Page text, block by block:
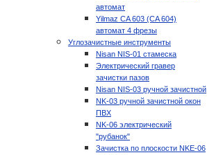
автомат
Yilmaz CA 603 (CA 604)
автомат 4 фрезы
Углозачистные инструменты
Nisan NIS-01 стамеска
Электрический гравер
зачистки пазов
Nisan NIS-03 ручной зачистной
NK-03 ручной зачистной окон
ПВХ
NK-06 электрический
"рубанок"
Зачистка по плоскости NKE-06